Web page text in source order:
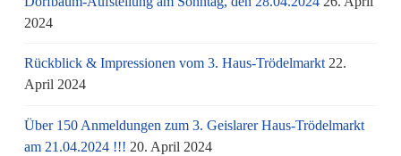
2024
Rückblick & Impressionen vom 3. Haus-Trödelmarkt 22.
April 2024
Über 150 Anmeldungen zum 3. Geislarer Haus-Trödelmarkt
am 21.04.2024 !!! 20. April 2024